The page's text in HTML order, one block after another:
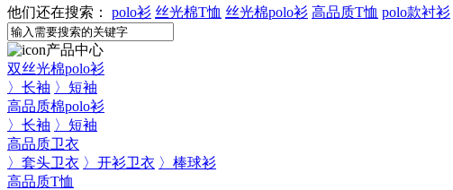
他们还在搜索： polo衫 丝光棉T恤 丝光棉polo衫 高品质T恤 polo款衬衫
产品中心
双丝光棉polo衫
〉长袖 〉短袖
高品质棉polo衫
〉长袖 〉短袖
高品质卫衣
〉套头卫衣 〉开衫卫衣 〉棒球衫
高品质T恤